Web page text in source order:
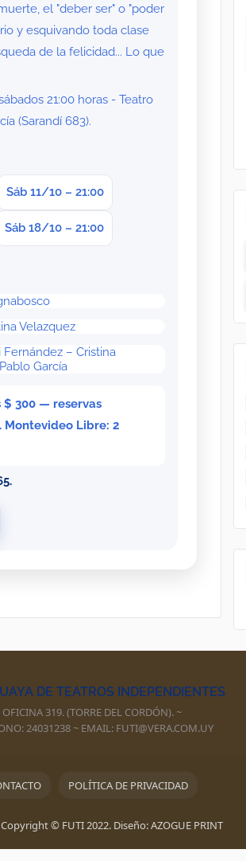
el "deber ser" o "poder
y esquivando toda clase
de la felicidad... Lo que
21:00 horas - Teatro
(Sarandí 683).
Sáb 11/10 – 21:00
Sáb 18/10 – 21:00
Velazquez
Fernández – Cristina
García
300 — reservas
Montevideo Libre: 2
DE TEATROS INDEPENDIENTES
319. (TORRE DEL CORDÓN). ~
24031238 ~ EMAIL: FUTI@VERA.COM.UY
© FUTI 2022. Diseño: AZOGUE PRINT
POLÍTICA DE PRIVACIDAD